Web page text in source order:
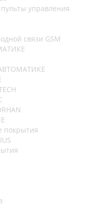
управления
связи GSM
покрытия